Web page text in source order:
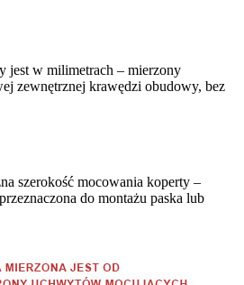
jest w milimetrach – mierzony
zewnętrznej krawędzi obudowy, bez
szerokość mocowania koperty –
do montażu paska lub